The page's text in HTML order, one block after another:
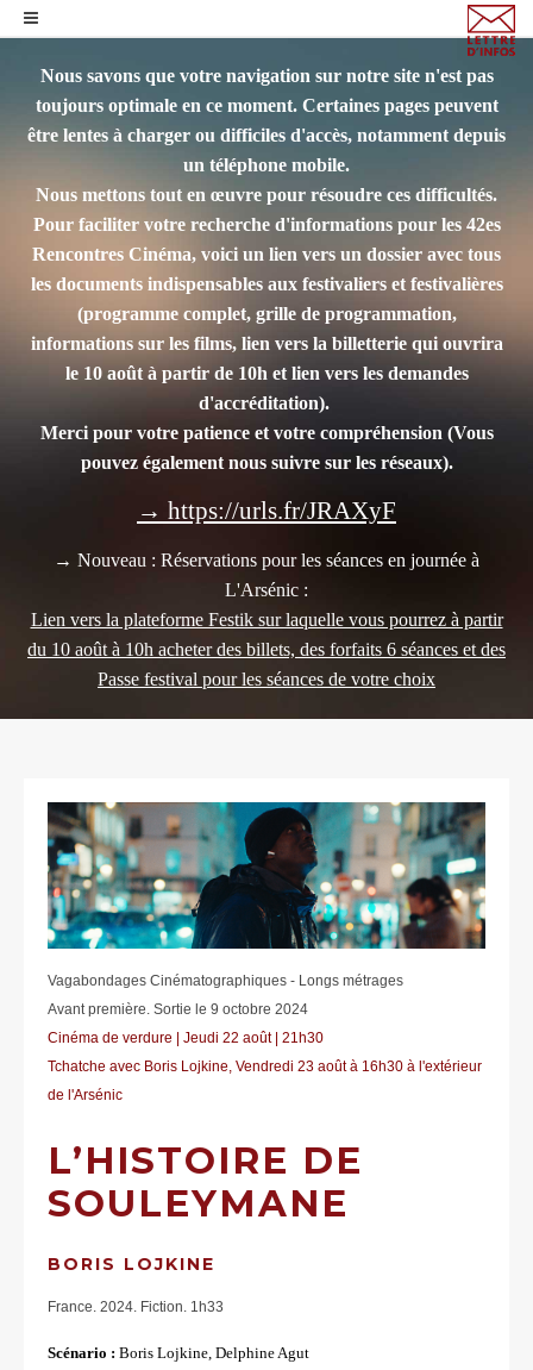
Nous savons que votre navigation sur notre site n'est pas
toujours optimale en ce moment. Certaines pages peuvent
être lentes à charger ou difficiles d'accès, notamment depuis
un téléphone mobile.
Nous mettons tout en œuvre pour résoudre ces difficultés.
Pour faciliter votre recherche d'informations pour les 42es
Rencontres Cinéma, voici un lien vers un dossier avec tous
les documents indispensables aux festivaliers et festivalières
(programme complet, grille de programmation,
informations sur les films, lien vers la billetterie qui ouvrira
le 10 août à partir de 10h et lien vers les demandes
d'accréditation).
Merci pour votre patience et votre compréhension (Vous
pouvez également nous suivre sur les réseaux).
→ https://urls.fr/JRAXyF
→ Nouveau : Réservations pour les séances en journée à
L'Arsénic :
Lien vers la plateforme Festik sur laquelle vous pourrez à partir
du 10 août à 10h acheter des billets, des forfaits 6 séances et des
Passe festival pour les séances de votre choix
Vagabondages Cinématographiques - Longs métrages
Avant première. Sortie le 9 octobre 2024
Cinéma de verdure | Jeudi 22 août | 21h30
Tchatche avec Boris Lojkine, Vendredi 23 août à 16h30 à l'extérieur
de l'Arsénic
L’HISTOIRE DE
SOULEYMANE
BORIS LOJKINE
France. 2024. Fiction. 1h33
Scénario : Boris Lojkine, Delphine Agut